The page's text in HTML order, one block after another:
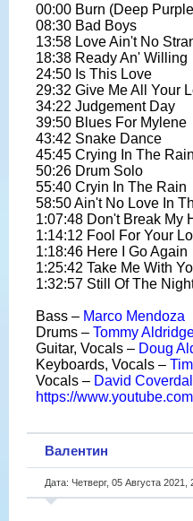
00:00 Burn (Deep
08:30 Bad Boys
13:58 Love Ain't No
18:38 Ready An' Willing
24:50 Is This Love
29:32 Give Me All Your
34:22 Judgement Day
39:50 Blues For Mylene
43:42 Snake Dance
45:45 Crying In The Rain
50:26 Drum Solo
55:40 Cryin In The Rain
58:50 Ain't No Love In
1:07:48 Don't Break My
1:14:12 Fool For Your
1:18:46 Here I Go Again
1:25:42 Take Me With
1:32:57 Still Of The
Bass – Marco Mendoza
Drums – Tommy
Guitar, Vocals – Doug
Keyboards, Vocals –
Vocals – David
https://
Валентин
Дата: Четверг, 05 Августа